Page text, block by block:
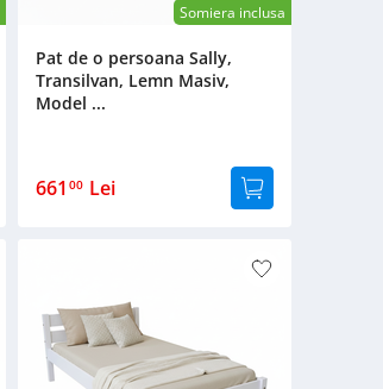
Somiera inclusa
Pat de o persoana Sally,
Transilvan, Lemn Masiv,
Model ...
661 00 Lei